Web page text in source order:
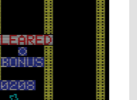
y
d
i
ff
i